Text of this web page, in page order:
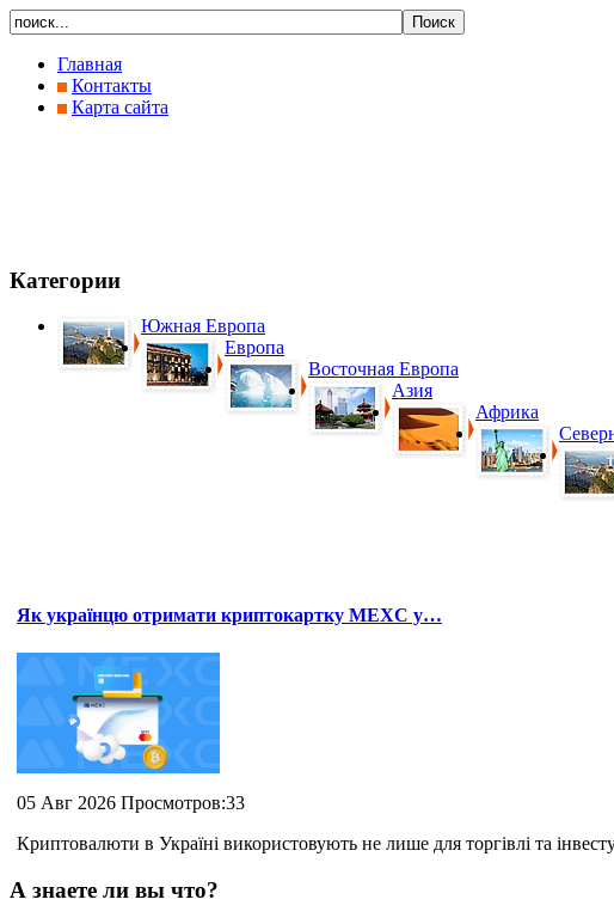
Главная
Контакты
Карта сайта
Категории
Южная Европа
Европа
Восточная Европа
Азия
Африка
Як українцю отримати криптокартку MEXC у…
05 Авг 2026 Просмотров:33
Криптовалюти в Україні використовують не лише для торгівлі та
А знаете ли вы что?